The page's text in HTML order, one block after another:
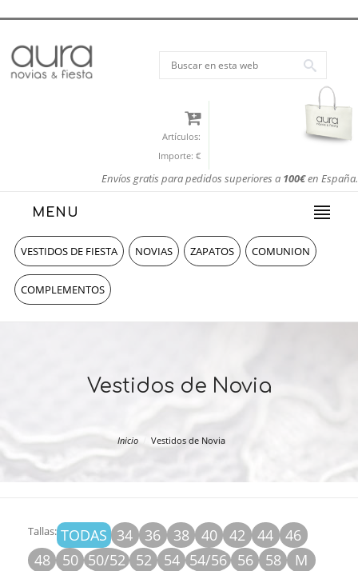
Artículos:
Importe: €
Envíos gratis para pedidos superiores a 100€en España.
MENU
VESTIDOS DE FIESTA NOVIAS ZAPATOS COMUNION
COMPLEMENTOS
Vestidos de Novia
Inicio Vestidos de Novia
Tallas: TODAS 34 36 38 40 42 44
46
48
50 50/52 52 54 54/56 56 58 M